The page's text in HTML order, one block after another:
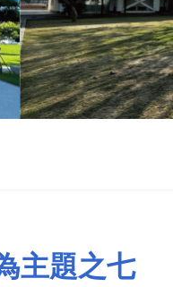
主題之七